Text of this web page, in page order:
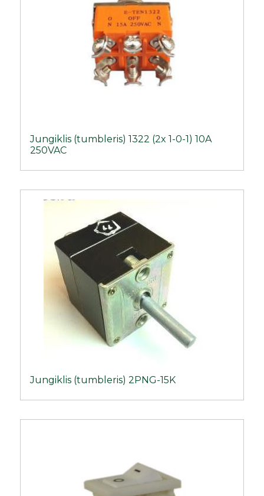
Jungiklis (tumbleris) 1322 (2x 1-0-1) 10A
250VAC
Jungiklis (tumbleris) 2PNG-15K